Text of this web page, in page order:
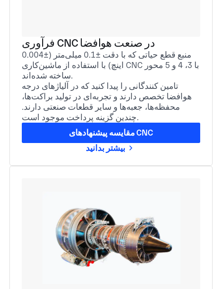
فرآوری CNC در صنعت هوافضا
منبع قطع حیاتی که با دقت ±0.1 میلی‌متر (±0.004
اینچ) با استفاده از ماشین‌کاری CNC با 3، 4 و 5 محور
ساخته شده‌اند.
تامین کنندگانی را پیدا کنید که در آلیاژهای درجه
هوافضا تخصص دارند و تجربه‌ای در تولید براکت‌ها،
محفظه‌ها، جعبه‌ها و سایر قطعات صنعتی دارند.
چندین گزینه پرداخت موجود است.
مقایسه پیشنهادهای CNC
بیشتر بدانید